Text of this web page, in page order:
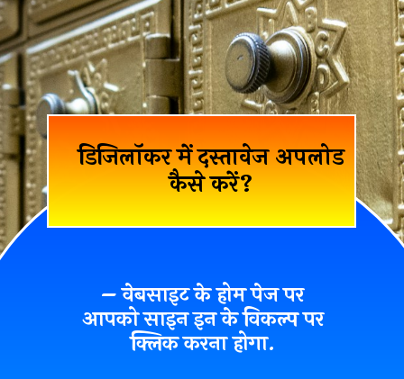
डिजिलॉकर में दस्तावेज अपलोड
कैसे करें?
– वेबसाइट के होम पेज पर
आपकोसाइन इनके विकल्प पर
क्लिक करना होगा.